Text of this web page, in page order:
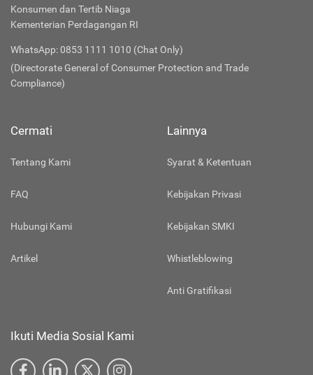
Konsumen dan Tertib Niaga
Kementerian Perdagangan RI
WhatsApp: 0853 1111 1010 (Chat Only)
(Directorate General of Consumer Protection and Trade
Compliance)
Cermati
Tentang Kami
FAQ
Hubungi Kami
Artikel
Lainnya
Syarat & Ketentuan
Kebijakan Privasi
Kebijakan SMKI
Whistleblowing
Anti Gratifikasi
Ikuti Media Sosial Kami